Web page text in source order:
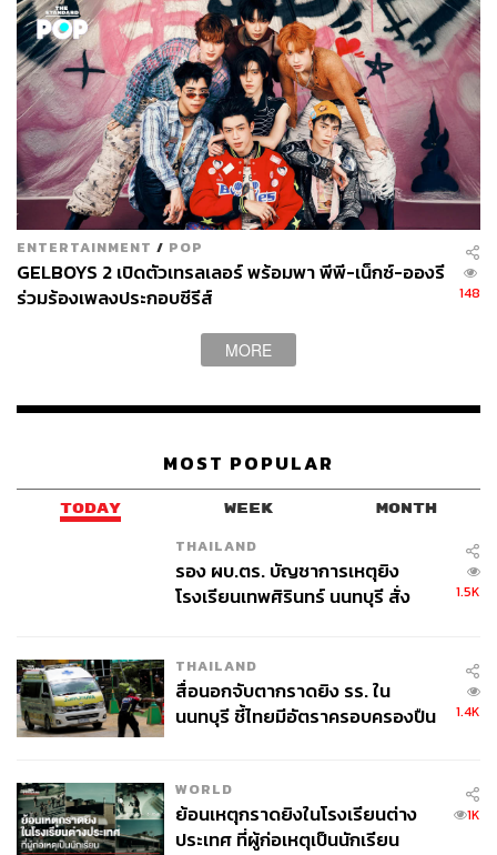
กิจกรรมบนเวทีรันไปอย่างต่อเนื่องด้วยช่วงที่ 2 Pretzelle on
Playground เกม Face Challenge ที่ให้สาวๆ ดื่มน้ำปริศนาที่
1 ใน 4 แก้วพิเศษที่เรียกว่ายาพิษ ได้แก่ ยาแก้ไอ, น้ำมะนาว,
น้ำขิง และกะทิ ใครดื่มต้องเก็บสีหน้าให้ปกติที่สุด ผู้ที่คะแนน
น้อยสุดจะถูกทำโทษด้วยการเอามือจุ่มลงในน้ำแข็ง และร้อง
เพลง ต้องชอบแค่ไหน คนที่แพ้ในเกมนี้คืออิ๊น เป็นกิจกรรมที่
เรียกเสียงหัวเราะได้ไม่น้อย
ENTERTAINMENT / POP
GELBOYS 2 เปิดตัวเทรลเลอร์ พร้อมพา พีพี-เน็กซ์-อองรี
ร่วมร้องเพลงประกอบซีรีส์
148
MORE
MOST POPULAR
TODAY WEEK MONTH
THAILAND
รอง ผบ.ตร. บัญชาการเหตุยิง
โรงเรียนเทพศิรินทร์ นนทบุรี สั่ง
1.5K
THAILAND
สื่อนอกจับตากราดยิง รร. ใน
นนทบุรี ชี้ไทยมีอัตราครอบครองปืน
1.4K
WORLD
ย้อนเหตุกราดยิงในโรงเรียนต่าง
ประเทศ ที่ผู้ก่อเหตุเป็นนักเรียน
1K